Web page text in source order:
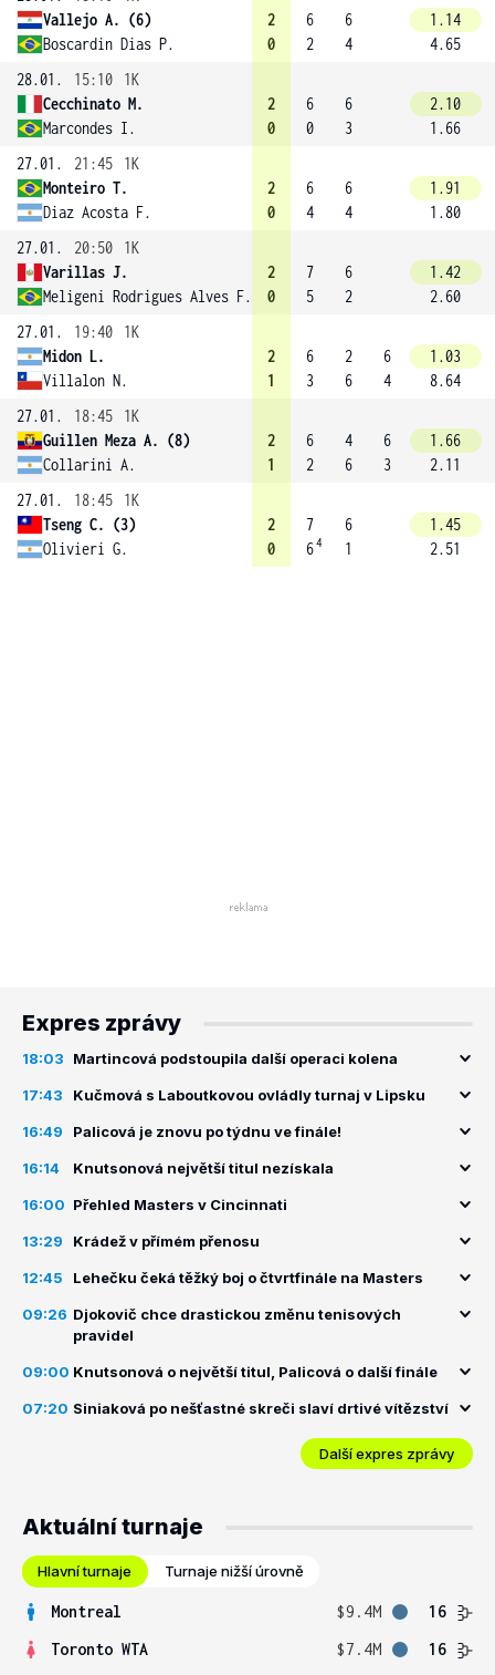
Vallejo A. (6)
Boscardin Dias P.
2
0
6
2
6
4
1.14
4.65
28.01.
15:10
1K
Cecchinato M.
Marcondes I.
2
0
6
0
6
3
2.10
1.66
27.01.
21:45
1K
Monteiro T.
Diaz Acosta F.
2
0
6
4
6
4
1.91
1.80
27.01.
20:50
1K
Varillas J.
Meligeni Rodrigues Alves F.
2
0
7
5
6
2
1.42
2.60
27.01.
19:40
1K
Midon L.
Villalon N.
2
1
6
3
2
6
6
4
1.03
8.64
27.01.
18:45
1K
Guillen Meza A. (8)
Collarini A.
2
1
6
2
4
6
6
3
1.66
2.11
27.01.
18:45
1K
Tseng C. (3)
Olivieri G.
2
0
7
64
6
1
1.45
2.51
Expres zprávy
18:03 Martincová podstoupila další operaci kolena
17:43 Kučmová s Laboutkovou ovládly turnaj v Lipsku
16:49 Palicová je znovu po týdnu ve finále!
16:14 Knutsonová největší titul nezískala
16:00 Přehled Masters v Cincinnati
13:29 Krádež v přímém přenosu
12:45 Lehečku čeká těžký boj o čtvrtfinále na Masters
09:26 Djokovič chce drastickou změnu tenisových
pravidel
09:00 Knutsonová o největší titul, Palicová o další finále
07:20 Siniaková po nešťastné skreči slaví drtivé vítězství
Další expres zprávy
Aktuální turnaje
Hlavní turnaje Turnaje nižší úrovně
Montreal $9.4M
16
Toronto WTA
$7.4M 16